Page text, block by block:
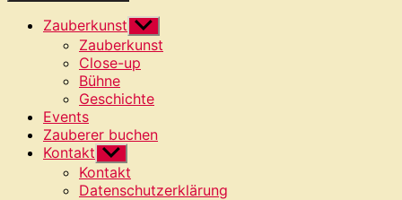
Zauberkunst Untermenü
anzeigen
Zauberkunst
Close-up
Bühne
Geschichte
Events
Zauberer buchen
Kontakt Untermenü
anzeigen
Kontakt
Datenschutzerklärung